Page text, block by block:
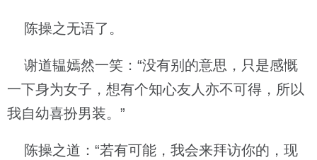
陈操之无语了。
谢道韫嫣然一笑：“没有别的意思，只是感慨
一下身为女子，想有个知心友人亦不可得，所以
我自幼喜扮男装。”
陈操之道：“若有可能，我会来拜访你的，现